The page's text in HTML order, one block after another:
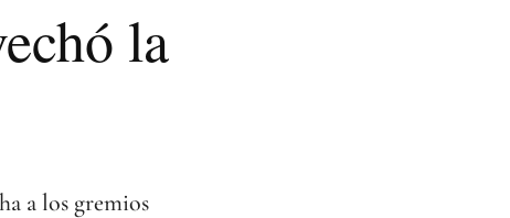
la
a los gremios